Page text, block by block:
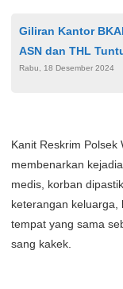
Giliran Kantor
ASN dan THL
Rabu, 18 Desember 2024
Kanit Reskrim Polsek
membenarkan
medis, korban
keterangan
tempat yang sama
sang kakek.